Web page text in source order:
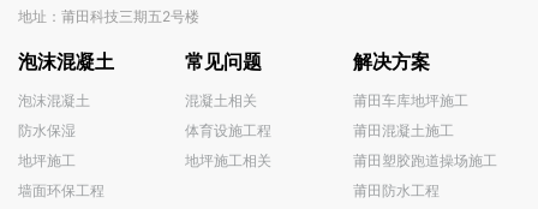
地址：莆田科技三期五2号楼
泡沫混凝土
泡沫混凝土
防水保湿
地坪施工
墙面环保工程
常见问题
混凝土相关
体育设施工程
地坪施工相关
解决方案
莆田车库地坪施工
莆田混凝土施工
莆田塑胶跑道操场施工
莆田防水工程